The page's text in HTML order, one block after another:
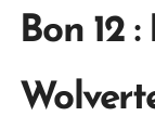
Bon 12